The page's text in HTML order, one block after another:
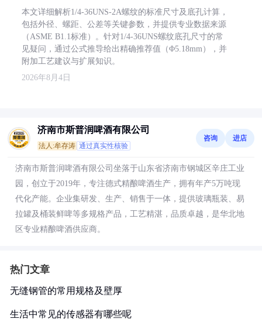
本文详细解析1/4-36UNS-2A螺纹的标准尺寸及底孔计算，
包括外径、螺距、公差等关键参数，并提供专业数据来源
（ASME B1.1标准）。针对1/4-36UNS螺纹底孔尺寸的常
见疑问，通过公式推导给出精确推荐值（Φ5.18mm），并
附加工艺建议与扩展知识。
2026年8月4日
济南市斯普润啤酒有限公司
法人:牟存涛 通过真实性核验
咨询 进店
济南市斯普润啤酒有限公司坐落于山东省济南市钢城区辛庄工业
园，创立于2019年，专注德式精酿啤酒生产，拥有年产5万吨现
代化产能。企业集研发、生产、销售于一体，提供玻璃瓶装、易
拉罐及桶装鲜啤等多规格产品，工艺精湛，品质卓越，是华北地
区专业精酿啤酒供应商。
热门文章
无缝钢管的常用规格及壁厚
生活中常见的传感器有哪些呢